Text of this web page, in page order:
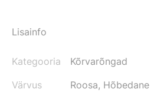
Lisainfo
Kategooria
Kõrvarõngad
Värvus
Roosa, Hõbedane